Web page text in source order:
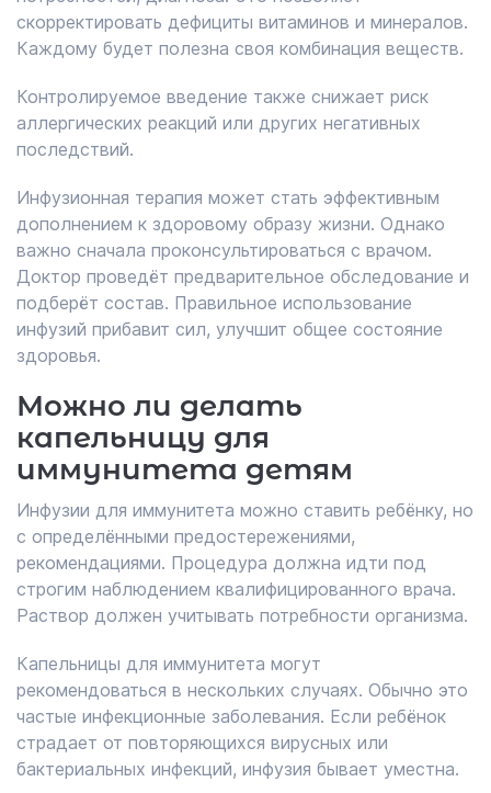
скорректировать дефициты витаминов и минералов.
Каждому будет полезна своя комбинация веществ.
Контролируемое введение также снижает риск
аллергических реакций или других негативных
последствий.
Инфузионная терапия может стать эффективным
дополнением к здоровому образу жизни. Однако
важно сначала проконсультироваться с врачом.
Доктор проведёт предварительное обследование и
подберёт состав. Правильное использование
инфузий прибавит сил, улучшит общее состояние
здоровья.
Можно ли делать
капельницу для
иммунитета детям
Инфузии для иммунитета можно ставить ребёнку, но
с определёнными предостережениями,
рекомендациями. Процедура должна идти под
строгим наблюдением квалифицированного врача.
Раствор должен учитывать потребности организма.
Капельницы для иммунитета могут
рекомендоваться в нескольких случаях. Обычно это
частые инфекционные заболевания. Если ребёнок
страдает от повторяющихся вирусных или
бактериальных инфекций, инфузия бывает уместна.